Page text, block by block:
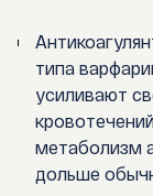
типа
усиливают
метаболизм
дольше